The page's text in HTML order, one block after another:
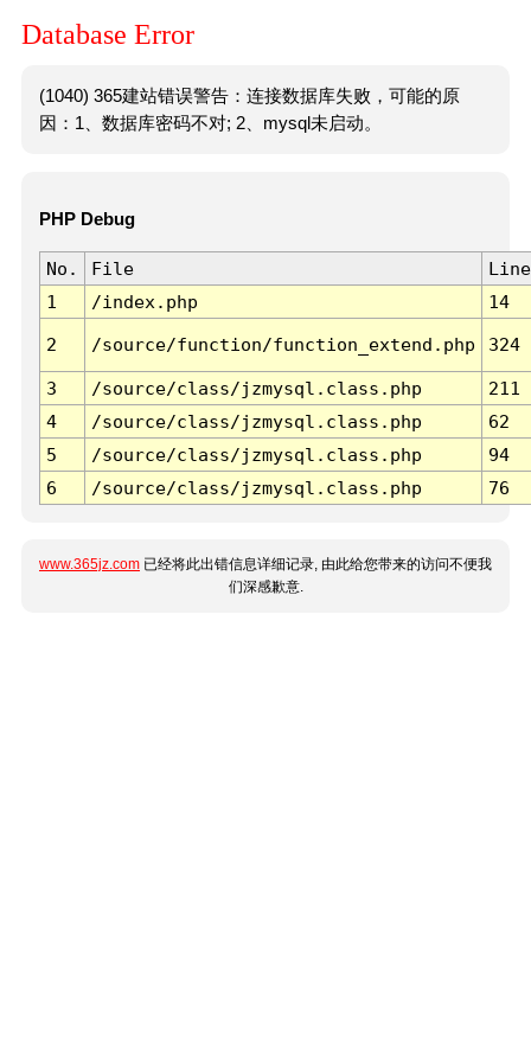
Database Error
(1040) 365建站错误警告：连接数据库失败，可能的原
因：1、数据库密码不对; 2、mysql未启动。
PHP Debug
No. File
Line
1
/index.php 14
2 /source/function/function_extend.php 324
3 /source/class/jzmysql.class.php
211
4
/source/class/jzmysql.class.php
62
5
/source/class/jzmysql.class.php
94
6
/source/class/jzmysql.class.php 76
www.365jz.com 已经将此出错信息详细记录, 由此给您带来的访问不便我
们深感歉意.